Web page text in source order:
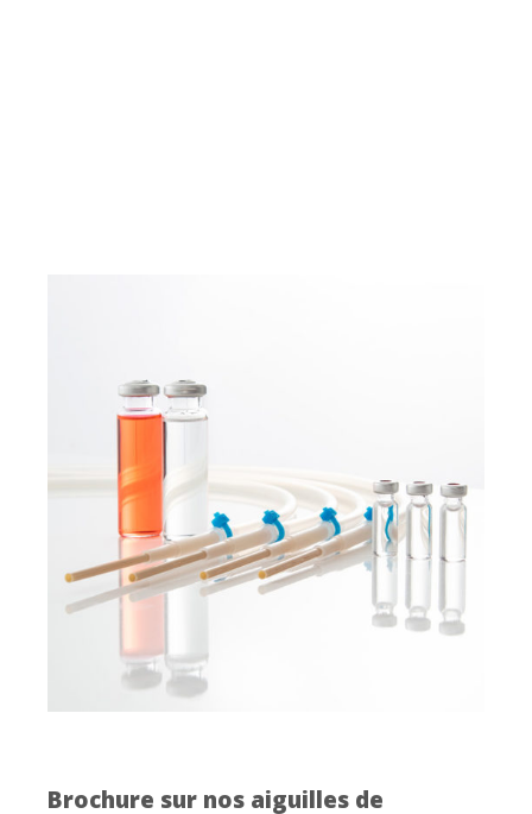
Brochure sur nos aiguilles de